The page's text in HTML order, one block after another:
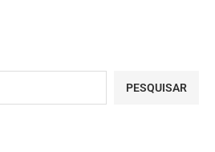
PESQUISAR